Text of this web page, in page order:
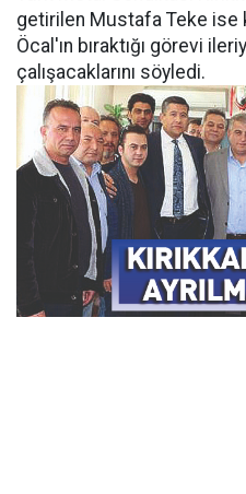
getirilen Mustafa Teke ise
Öcal'ın bıraktığı görevi
çalışacaklarını söyledi.